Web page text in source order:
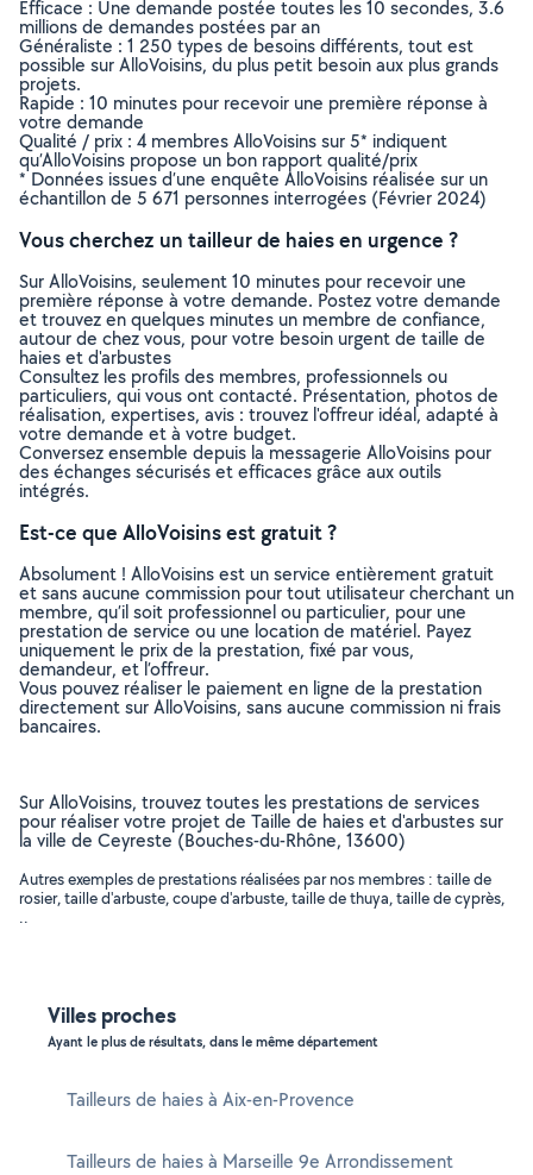
Efficace : Une demande postée toutes les 10 secondes, 3.6
millions de demandes postées par an
Généraliste : 1 250 types de besoins différents, tout est
possible sur AlloVoisins, du plus petit besoin aux plus grands
projets.
Rapide : 10 minutes pour recevoir une première réponse à
votre demande
Qualité / prix : 4 membres AlloVoisins sur 5* indiquent
qu’AlloVoisins propose un bon rapport qualité/prix
* Données issues d’une enquête AlloVoisins réalisée sur un
échantillon de 5 671 personnes interrogées (Février 2024)
Vous cherchez un tailleur de haies en urgence ?
Sur AlloVoisins, seulement 10 minutes pour recevoir une
première réponse à votre demande. Postez votre demande
et trouvez en quelques minutes un membre de confiance,
autour de chez vous, pour votre besoin urgent de taille de
haies et d'arbustes
Consultez les profils des membres, professionnels ou
particuliers, qui vous ont contacté. Présentation, photos de
réalisation, expertises, avis : trouvez l'offreur idéal, adapté à
votre demande et à votre budget.
Conversez ensemble depuis la messagerie AlloVoisins pour
des échanges sécurisés et efficaces grâce aux outils
intégrés.
Est-ce que AlloVoisins est gratuit ?
Absolument ! AlloVoisins est un service entièrement gratuit
et sans aucune commission pour tout utilisateur cherchant un
membre, qu’il soit professionnel ou particulier, pour une
prestation de service ou une location de matériel. Payez
uniquement le prix de la prestation, fixé par vous,
demandeur, et l’offreur.
Vous pouvez réaliser le paiement en ligne de la prestation
directement sur AlloVoisins, sans aucune commission ni frais
bancaires.
Sur AlloVoisins, trouvez toutes les prestations de services
pour réaliser votre projet de Taille de haies et d'arbustes sur
la ville de Ceyreste (Bouches-du-Rhône, 13600)
Autres exemples de prestations réalisées par nos membres : taille de
rosier, taille d'arbuste, coupe d'arbuste, taille de thuya, taille de cyprès,
..
Villes proches
Ayant le plus de résultats, dans le même département
Tailleurs de haies à Aix-en-Provence
Tailleurs de haies à Marseille 9e Arrondissement